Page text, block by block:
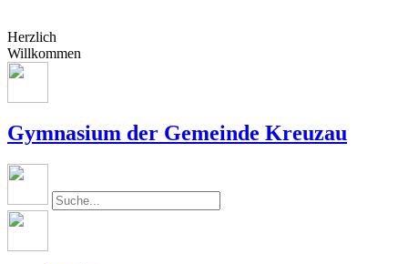
Herzlich
Willkommen
Gymnasium der Gemeinde Kreuzau